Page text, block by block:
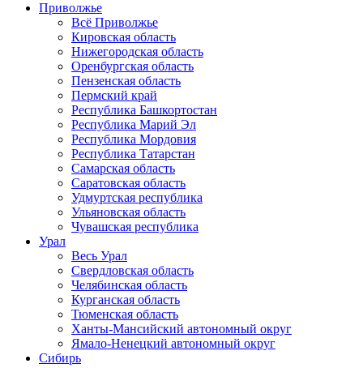
Приволжье
Всё Приволжье
Кировская область
Нижегородская область
Оренбургская область
Пензенская область
Пермский край
Республика Башкортостан
Республика Марий Эл
Республика Мордовия
Республика Татарстан
Самарская область
Саратовская область
Удмуртская республика
Ульяновская область
Чувашская республика
Урал
Весь Урал
Свердловская область
Челябинская область
Курганская область
Тюменская область
Ханты-Мансийский автономный округ
Ямало-Ненецкий автономный округ
Сибирь